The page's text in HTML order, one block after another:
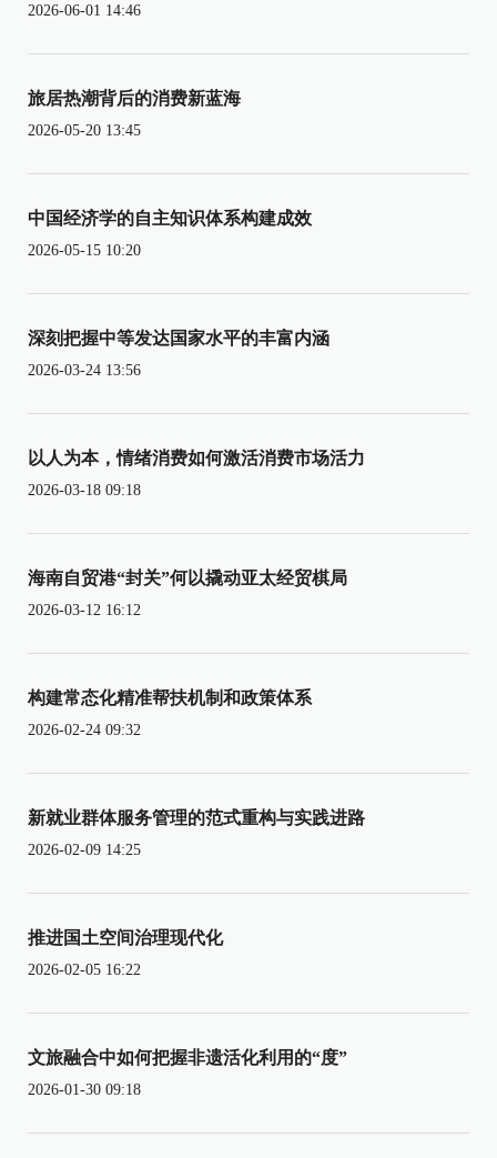
2026-06-01 14:46
旅居热潮背后的消费新蓝海
2026-05-20 13:45
中国经济学的自主知识体系构建成效
2026-05-15 10:20
深刻把握中等发达国家水平的丰富内涵
2026-03-24 13:56
以人为本，情绪消费如何激活消费市场活力
2026-03-18 09:18
海南自贸港“封关”何以撬动亚太经贸棋局
2026-03-12 16:12
构建常态化精准帮扶机制和政策体系
2026-02-24 09:32
新就业群体服务管理的范式重构与实践进路
2026-02-09 14:25
推进国土空间治理现代化
2026-02-05 16:22
文旅融合中如何把握非遗活化利用的“度”
2026-01-30 09:18